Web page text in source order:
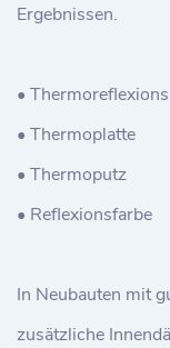
Ergebnissen.
•
• Thermoplatte
• Thermoputz
• Reflexionsfarbe
In Neubauten mit
zusätzliche